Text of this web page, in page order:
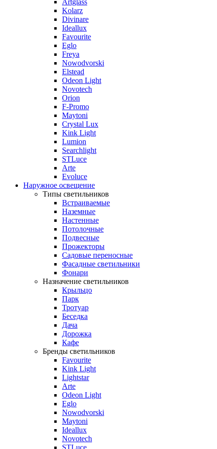
Artglass
Kolarz
Divinare
Ideallux
Favourite
Eglo
Freya
Nowodvorski
Elstead
Odeon Light
Novotech
Orion
F-Promo
Maytoni
Crystal Lux
Kink Light
Lumion
Searchlight
STLuce
Arte
Evoluce
Наружное освещение
Типы светильников
Встраиваемые
Наземные
Настенные
Потолочные
Подвесные
Прожекторы
Садовые переносные
Фасадные светильники
Фонари
Назначение светильников
Крыльцо
Парк
Тротуар
Беседка
Дача
Дорожка
Кафе
Бренды светильников
Favourite
Kink Light
Lightstar
Arte
Odeon Light
Eglo
Nowodvorski
Maytoni
Ideallux
Novotech
STLuce